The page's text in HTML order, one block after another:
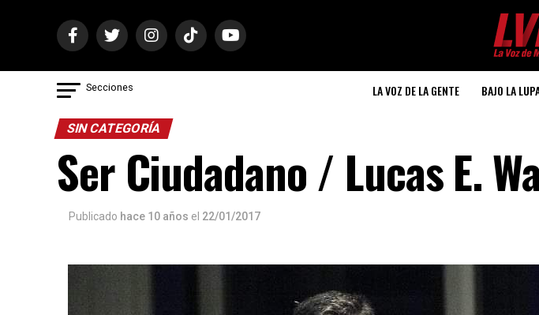
Secciones LA VOZ DE LA GENTE BAJO LA
SIN CATEGORÍA
Ser Ciudadano / Lucas E.
Publicado hace 10 años el 22/01/2017